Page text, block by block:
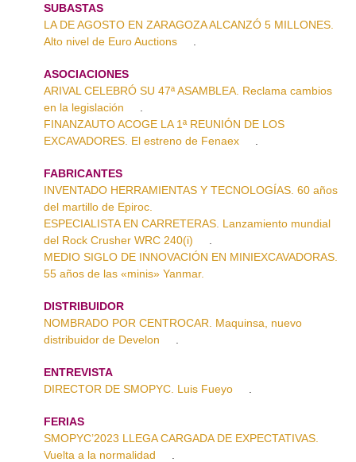
SUBASTAS
LA DE AGOSTO EN ZARAGOZA ALCANZÓ 5 MILLONES.
Alto nivel de Euro Auctions
ASOCIACIONES
ARIVAL CELEBRÓ SU 47ª ASAMBLEA. Reclama cambios
en la legislación
FINANZAUTO ACOGE LA 1ª REUNIÓN DE LOS
EXCAVADORES. El estreno de Fenaex
FABRICANTES
INVENTADO HERRAMIENTAS Y TECNOLOGÍAS. 60 años
del martillo de Epiroc.
ESPECIALISTA EN CARRETERAS. Lanzamiento mundial
del Rock Crusher WRC 240(i)
MEDIO SIGLO DE INNOVACIÓN EN MINIEXCAVADORAS.
55 años de las «minis» Yanmar.
DISTRIBUIDOR
NOMBRADO POR CENTROCAR. Maquinsa, nuevo
distribuidor de Develon
ENTREVISTA
DIRECTOR DE SMOPYC. Luis Fueyo
FERIAS
SMOPYC’2023 LLEGA CARGADA DE EXPECTATIVAS.
Vuelta a la normalidad